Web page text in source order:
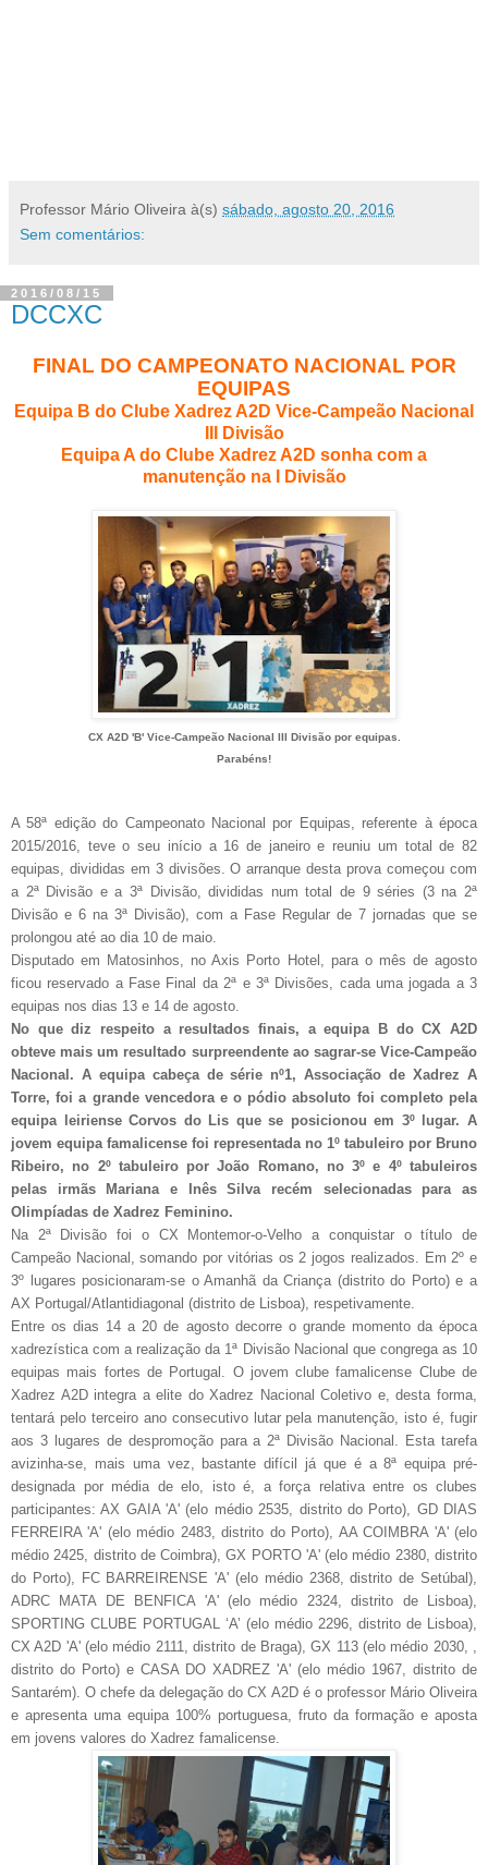
Professor Mário Oliveira à(s) sábado, agosto 20, 2016
Sem comentários:
2016/08/15
DCCXC
FINAL DO CAMPEONATO NACIONAL POR
EQUIPAS
Equipa B do Clube Xadrez A2D Vice-Campeão Nacional
III Divisão
Equipa A do Clube Xadrez A2D sonha com a
manutenção na I Divisão
CX A2D 'B' Vice-Campeão Nacional III Divisão por equipas.
Parabéns!
A 58ª edição do Campeonato Nacional por Equipas, referente à época
2015/2016, teve o seu início a 16 de janeiro e reuniu um total de 82
equipas, divididas em 3 divisões. O arranque desta prova começou com
a 2ª Divisão e a 3ª Divisão, divididas num total de 9 séries (3 na 2ª
Divisão e 6 na 3ª Divisão), com a Fase Regular de 7 jornadas que se
prolongou até ao dia 10 de maio.
Disputado em Matosinhos, no Axis Porto Hotel, para o mês de agosto
ficou reservado a Fase Final da 2ª e 3ª Divisões, cada uma jogada a 3
equipas nos dias 13 e 14 de agosto.
No que diz respeito a resultados finais, a equipa B do CX A2D
obteve mais um resultado surpreendente ao sagrar-se Vice-Campeão
Nacional. A equipa cabeça de série nº1, Associação de Xadrez A
Torre, foi a grande vencedora e o pódio absoluto foi completo pela
equipa leiriense Corvos do Lis que se posicionou em 3º lugar. A
jovem equipa famalicense foi representada no 1º tabuleiro por Bruno
Ribeiro, no 2º tabuleiro por João Romano, no 3º e 4º tabuleiros
pelas irmãs Mariana e Inês Silva recém selecionadas para as
Olimpíadas de Xadrez Feminino.
Na 2ª Divisão foi o CX Montemor-o-Velho a conquistar o título de
Campeão Nacional, somando por vitórias os 2 jogos realizados. Em 2º e
3º lugares posicionaram-se o Amanhã da Criança (distrito do Porto) e a
AX Portugal/Atlantidiagonal (distrito de Lisboa), respetivamente.
Entre os dias 14 a 20 de agosto decorre o grande momento da época
xadrezística com a realização da 1ª Divisão Nacional que congrega as 10
equipas mais fortes de Portugal. O jovem clube famalicense Clube de
Xadrez A2D integra a elite do Xadrez Nacional Coletivo e, desta forma,
tentará pelo terceiro ano consecutivo lutar pela manutenção, isto é, fugir
aos 3 lugares de despromoção para a 2ª Divisão Nacional. Esta tarefa
avizinha-se, mais uma vez, bastante difícil já que é a 8ª equipa pré-
designada por média de elo, isto é, a força relativa entre os clubes
participantes: AX GAIA 'A' (elo médio 2535, distrito do Porto), GD DIAS
FERREIRA 'A' (elo médio 2483, distrito do Porto), AA COIMBRA 'A' (elo
médio 2425, distrito de Coimbra), GX PORTO 'A' (elo médio 2380, distrito
do Porto), FC BARREIRENSE 'A' (elo médio 2368, distrito de Setúbal),
ADRC MATA DE BENFICA 'A' (elo médio 2324, distrito de Lisboa),
SPORTING CLUBE PORTUGAL ‘A’ (elo médio 2296, distrito de Lisboa),
CX A2D 'A' (elo médio 2111, distrito de Braga), GX 113 (elo médio 2030, ,
distrito do Porto) e CASA DO XADREZ 'A' (elo médio 1967, distrito de
Santarém). O chefe da delegação do CX A2D é o professor Mário Oliveira
e apresenta uma equipa 100% portuguesa, fruto da formação e aposta
em jovens valores do Xadrez famalicense.